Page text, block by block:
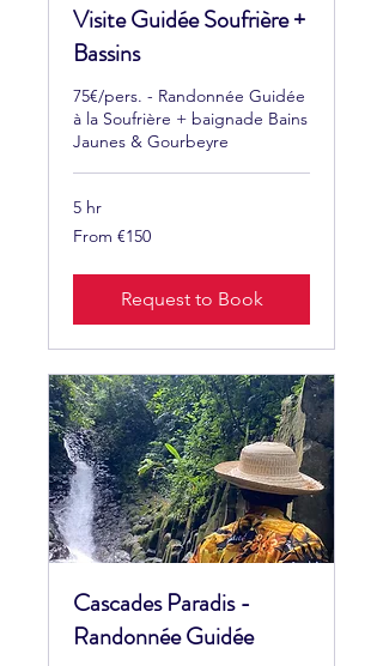
Visite Guidée Soufrière +
Bassins
75€/pers. - Randonnée Guidée
à la Soufrière + baignade Bains
Jaunes & Gourbeyre
5 hr
From
150
From €150
Request to Book
Cascades Paradis -
Randonnée Guidée